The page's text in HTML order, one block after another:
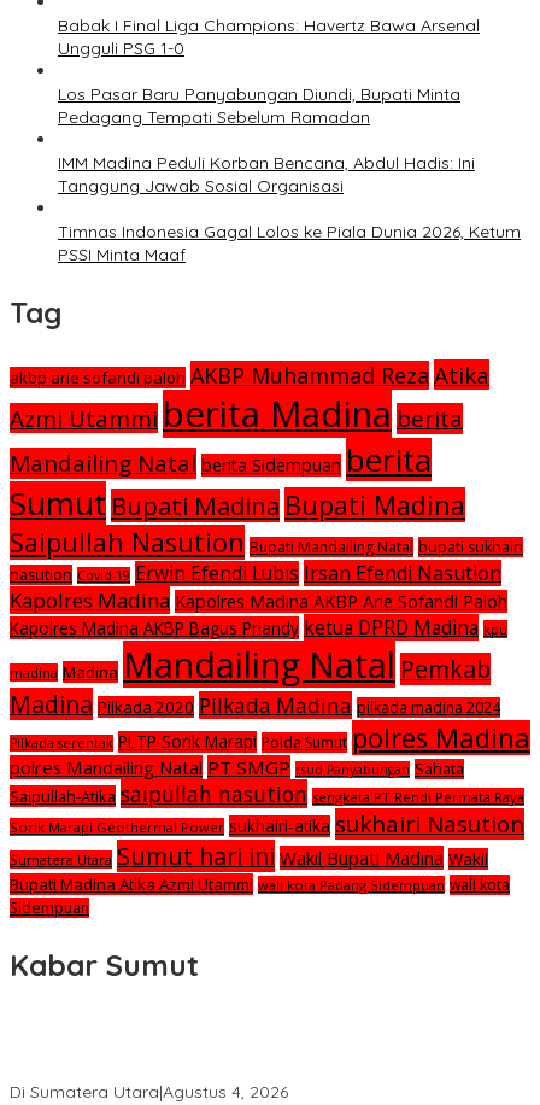
Babak I Final Liga Champions: Havertz Bawa Arsenal
Ungguli PSG 1-0
Los Pasar Baru Panyabungan Diundi, Bupati Minta
Pedagang Tempati Sebelum Ramadan
IMM Madina Peduli Korban Bencana, Abdul Hadis: Ini
Tanggung Jawab Sosial Organisasi
Timnas Indonesia Gagal Lolos ke Piala Dunia 2026, Ketum
PSSI Minta Maaf
Tag
akbp arie sofandi paloh AKBP Muhammad Reza Atika
Azmi Utammi berita Madina berita
Mandailing Natal berita Sidempuan berita
Sumut Bupati Madina Bupati Madina
Saipullah Nasution Bupati Mandailing Natal bupati sukhairi
nasution Covid-19 Erwin Efendi Lubis Irsan Efendi Nasution
Kapolres Madina Kapolres Madina AKBP Arie Sofandi Paloh
Kapolres Madina AKBP Bagus Priandy ketua DPRD Madina kpu
madina Madina Mandailing Natal Pemkab
Madina Pilkada 2020 Pilkada Madina pilkada madina 2024
Pilkada serentak PLTP Sorik Marapi Polda Sumut polres Madina
polres Mandailing Natal PT SMGP rsud Panyabungan Sahata
Saipullah-Atika saipullah nasution sengketa PT Rendi Permata Raya
Sorik Marapi Geothermal Power sukhairi-atika sukhairi Nasution
Sumatera Utara Sumut hari ini Wakil Bupati Madina Wakil
Bupati Madina Atika Azmi Utammi wali kota Padang Sidempuan wali kota
Sidempuan
Kabar Sumut
Di Sumatera Utara|Agustus 4, 2026